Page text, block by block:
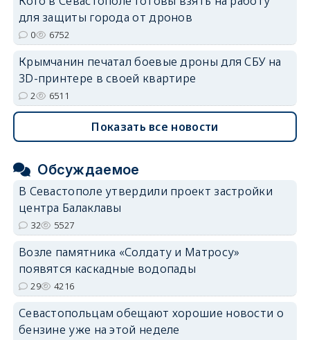
для защиты города от дронов
0 6752
Крымчанин печатал боевые дроны для СБУ на
3D-принтере в своей квартире
2 6511
Показать все новости
Обсуждаемое
В Севастополе утвердили проект застройки
центра Балаклавы
32 5527
Возле памятника «Солдату и Матросу»
появятся каскадные водопады
29 4216
Севастопольцам обещают хорошие новости о
бензине уже на этой неделе